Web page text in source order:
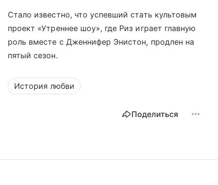
Стало известно, что успевший стать культовым
проект «Утреннее шоу», где Риз играет главную
роль вместе с Дженнифер Энистон, продлен на
пятый сезон.
История любви
Поделиться